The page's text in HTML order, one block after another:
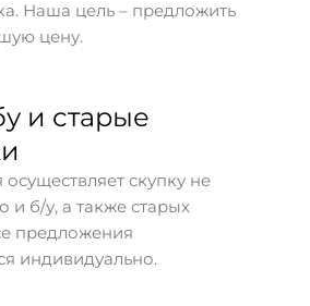
Наша цель – предложить
цену.
и старые
скупку не
и б/у, а также старых
предложения
индивидуально.